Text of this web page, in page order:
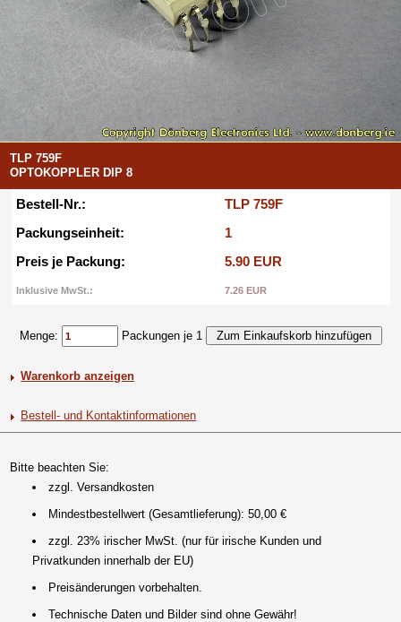
TLP 759F
OPTOKOPPLER DIP 8
Bestell-Nr.:
TLP 759F
Packungseinheit:
1
Preis je Packung:
5.90 EUR
Inklusive MwSt.: 7.26 EUR
Menge: Packungen je 1
Warenkorb anzeigen
Bestell- und Kontaktinformationen
Bitte beachten Sie:
zzgl. Versandkosten
Mindestbestellwert (Gesamtlieferung): 50,00 €
zzgl. 23% irischer MwSt. (nur für irische Kunden und
Privatkunden innerhalb der EU)
Preisänderungen vorbehalten.
Technische Daten und Bilder sind ohne Gewähr!